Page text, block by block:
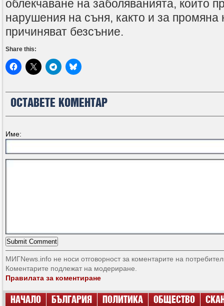
облекчаване на заболяванията, които
нарушения на съня, както и за промяна
причиняват безсъние.
Share this:
ОСТАВЕТЕ КОМЕНТАР
Име:
МИГNews.info не носи отговорност за коментарите на
Коментарите подлежат на модериране.
Правилата за коментиране
НАЧАЛО БЪЛГАРИЯ ПОЛИТИКА ОБЩЕСТВО